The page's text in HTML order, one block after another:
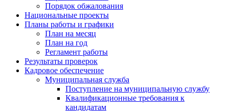
Порядок обжалования
Национальные проекты
Планы работы и графики
План на месяц
План на год
Регламент работы
Результаты проверок
Кадровое обеспечение
Муниципальная служба
Поступление на муниципальную службу
Квалификационные требования к
кандидатам